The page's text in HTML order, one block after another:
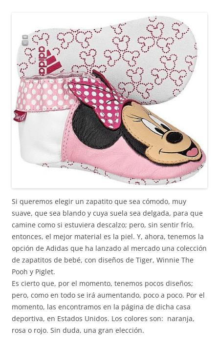
Si queremos elegir un zapatito que sea cómodo, muy
suave, que sea blando y cuya suela sea delgada, para que
camine como si estuviera descalzo; pero, sin sentir frío,
entonces, el mejor material es la piel. Y, ahora, tenemos la
opción de Adidas que ha lanzado al mercado una colección
de zapatitos de bebé, con diseños de Tiger, Winnie The
Pooh y Piglet.
Es cierto que, por el momento, tenemos pocos diseños;
pero, como en todo se irá aumentando, poco a poco. Por el
momento, las encontramos en la página de dicha casa
deportiva, en Estados Unidos. Los colores son: naranja,
rosa o rojo. Sin duda, una gran elección.